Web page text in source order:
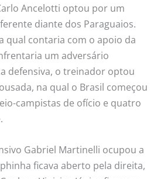
Ancelotti optou por um
diante dos Paraguaios.
qual contaria com o apoio da
um adversário
defensiva, o treinador optou
na qual o Brasil começou
campistas de ofício e quatro
Gabriel Martinelli ocupou a
ficava aberto pela direita,